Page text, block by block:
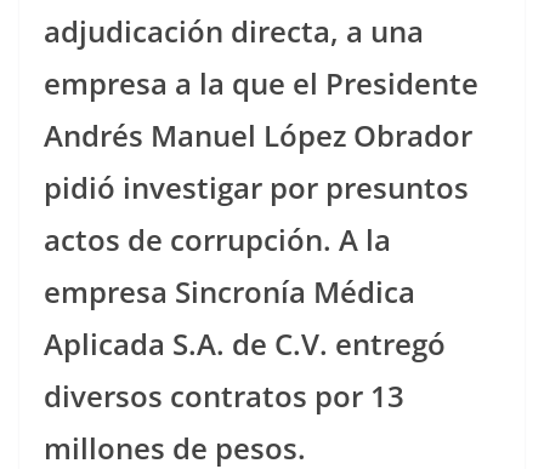
adjudicación directa, a una
empresa a la que el Presidente
Andrés Manuel López Obrador
pidió investigar por presuntos
actos de corrupción. A la
empresa Sincronía Médica
Aplicada S.A. de C.V. entregó
diversos contratos por 13
millones de pesos.